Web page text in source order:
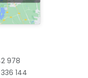
978
144